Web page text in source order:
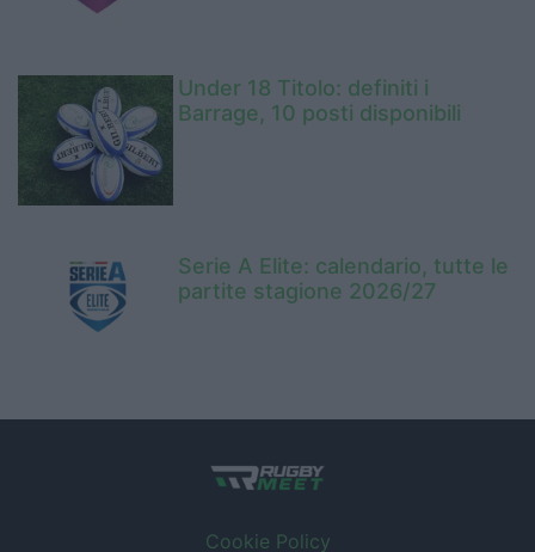
Under 18 Titolo: definiti i
Barrage, 10 posti disponibili
Serie A Elite: calendario, tutte le
partite stagione 2026/27
Cookie Policy